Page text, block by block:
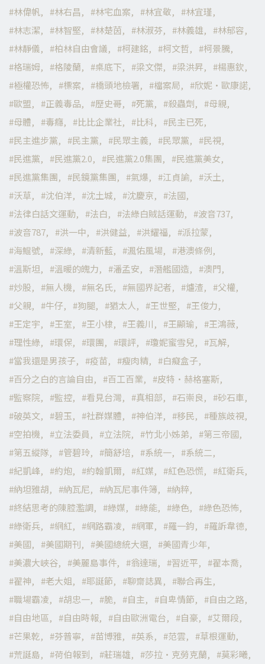
林偉帆
林右昌 林宅血案 林宜敬
林宜瑾
林志潔
林智堅 林楚茵 林淑芬 林義雄
林郁容
林靜儀
柏林自由會議 柯建銘 柯文哲
柯景騰
格瑞姆
格陵蘭 桌底下 梁文傑 梁洪昇
楊惠欽
極權恐怖
標案 橋頭地檢署 檔案局
欣妮·歐康諾
歐盟
正義毒品 歷史哥 死黨 殺蟲劑
母親
母體
毒癮 比比企業社 比科
民主已死
民主進步黨
民主黨 民眾主義 民眾黨
民視
民進黨
民進黨2.0 民進黨2.0集團
民進黨美女
民進黨集團
民鏡黨集團 氣爆 江貞諭
沃土
沃草
沈伯洋 沈土城 沈慶京
法國
法律白話文運動
法白 法綠白賊話運動
波音737
波音787
洪一中 洪健益 洪耀福
派拉蒙
海鯤號
深綠 清新藍 渢佑風場
港澳條例
溫斯坦
溫暖的魄力 潘孟安 潛艦國造
澳門
炒股
無人機 無名氏 無國界記者 爐渣
父權
父親
牛仔 狗腿 猶太人 王世堅
王俊力
王定宇
王室 王小棣 王義川 王顯瑜
王鴻薇
理性綠
環保 環團 環評 瓊妮蜜雪兒
瓦解
當我還是男孩子
疫苗 瘦肉精
白癡盒子
百分之白的言論自由
百工百業
皮特·赫格塞斯
監察院
監控 看見台灣 真相部 石崇良
砂石車
破英文
碧玉 社群媒體 神伯洋 移民
種族歧視
空拍機
立法委員 立法院 竹北小姊弟
第三帝國
第五縱隊
管碧玲 簡舒培 系統一
系統二
紀凱峰
約炮 約翰凱爾 紅媒 紅色恐慌
紅衛兵
納坦雅胡
納瓦尼 納瓦尼事件簿
納粹
終結思考的陳腔濫調
綠媒 綠能 綠色
綠色恐怖
綠衛兵
網紅 網路霸凌 網軍 羅一鈞
羅訴韋德
美國
美國期刊 美國總統大選
美國青少年
美濃大峽谷
美麗島事件 翁達瑞 習近平
翟本喬
翟神
老大姐 耶誕節 聊齋誌異
聯合再生
職場霸凌
胡忠一 脆 自主 自卑情節
自由之路
自由地區
自由時報 自由歐洲電台 自豪
艾爾段
芒果乾
芬普寧 苗博雅 英系 范雲
草根運動
荒誕島
荷伯報到 莊瑞雄 莎拉·克勞克蘭 莫彩曦